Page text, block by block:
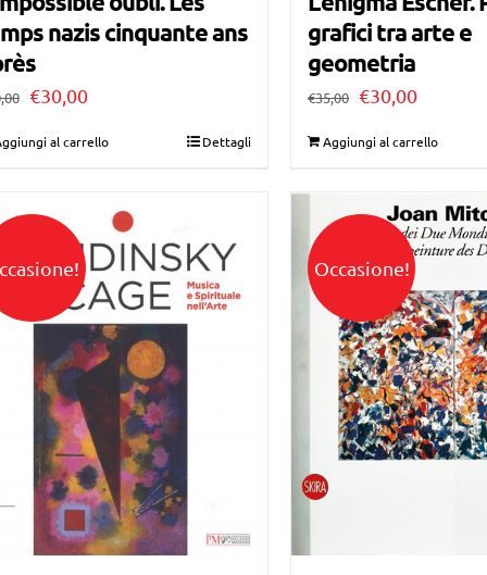
nazis cinquante ans
Il
€40,00.
€30,00Il
€30,00.
al carrello Dettagli
grafici tra arte e
geometria
€35,00 Il
€35,00.
€30,00Il
€30,00.
Aggiungi al carrello
Occasione!